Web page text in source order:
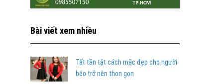
Bài viết xem nhiều
Tất tần tật cách mặc đẹp cho người
béo trở nên thon gọn